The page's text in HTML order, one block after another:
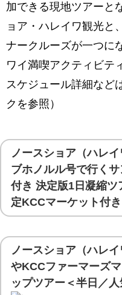
ドールプラン
アイスクリーム
ドールプラン
ノースショア・ハ
ノースショアらし
オールドシュガー
ァクトリー
ノースショア・ソ
ガイドさんか
店舗の奥には
ワイアルア・サー
加できる現地ツアーと
ョア・ハレイワ観光と
ナークルーズが一つに
ワイ満喫アクティビテ
スケジュール詳細など
クを参照）
ノースショア（ハレ
ブホノルル号で行く
付き 決定版1日凝縮
定KCCマーケット付き
ノースショア（ハレ
やKCCファーマーズ
ップツアー＜半日／